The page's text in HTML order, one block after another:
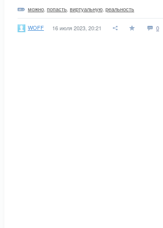
можно попасть виртуальную реальность
WOFF 16 июля 2023, 20:21 0